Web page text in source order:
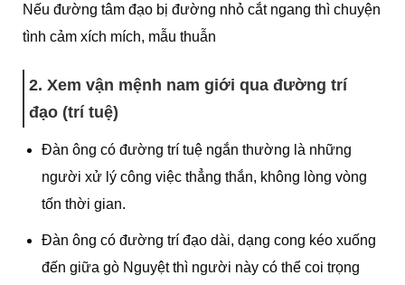
Nếu đường tâm đạo bị đường nhỏ cắt ngang thì chuyện
tình cảm xích mích, mẫu thuẫn
2. Xem vận mệnh nam giới qua đường trí
đạo (trí tuệ)
Đàn ông có đường trí tuệ ngắn thường là những
người xử lý công việc thẳng thắn, không lòng vòng
tốn thời gian.
Đàn ông có đường trí đạo dài, dạng cong kéo xuống
đến giữa gò Nguyệt thì người này có thể coi trọng